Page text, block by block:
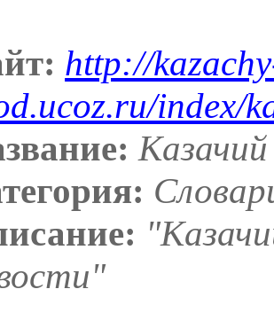
http://
index/
Казачий